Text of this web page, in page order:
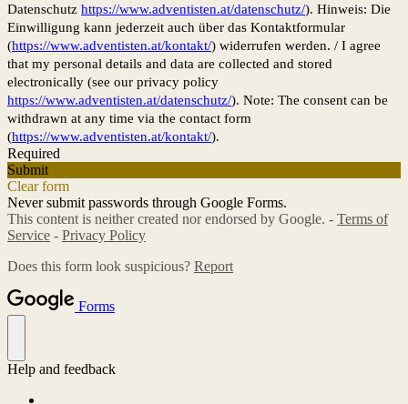
Datenschutz https://www.adventisten.at/datenschutz/). Hinweis: Die
Einwilligung kann jederzeit auch über das Kontaktformular
(https://www.adventisten.at/kontakt/) widerrufen werden. / I agree
that my personal details and data are collected and stored
electronically (see our privacy policy
https://www.adventisten.at/datenschutz/). Note: The consent can be
withdrawn at any time via the contact form
(https://www.adventisten.at/kontakt/).
Required
Submit
Clear form
Never submit passwords through Google Forms.
This content is neither created nor endorsed by Google. - Terms of
Service - Privacy Policy
Does this form look suspicious? Report
Forms
Help and feedback